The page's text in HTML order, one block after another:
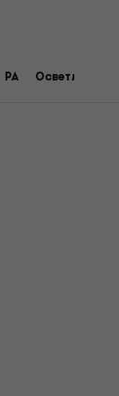
PA Осветление